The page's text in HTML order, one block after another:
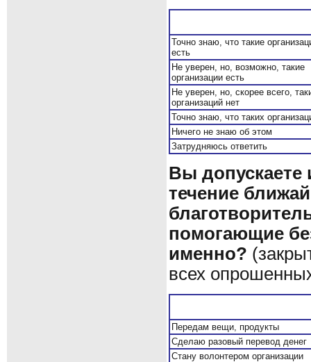
Точно знаю, что такие
есть
Не уверен, но, возможно, такие
организации есть
Не уверен, но, скорее всего,
организаций нет
Точно знаю, что таких
Ничего не знаю об этом
Затрудняюсь ответить
Вы допускаете
течение
помогающие
именно?
всех
Передам вещи, продукты
Сделаю разовый перевод денег
Стану волонтером организации